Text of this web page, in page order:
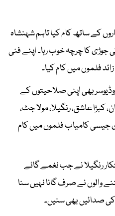
کے ساتھ کام کیا تاہم شہنشاہ
کا چرچہ خوب رہا۔ اپنے فنی
پروڈیوسر بھی اپنی صلاحیتوں کے
کبڑا عاشق، رنگیلا، مولا جٹ،
جیسی کامیاب فلموں میں کام
رنگیلا نے جب نغمے گائے
والوں نے صرف گانا نہیں سنا
صدائیں بھی سنیں۔